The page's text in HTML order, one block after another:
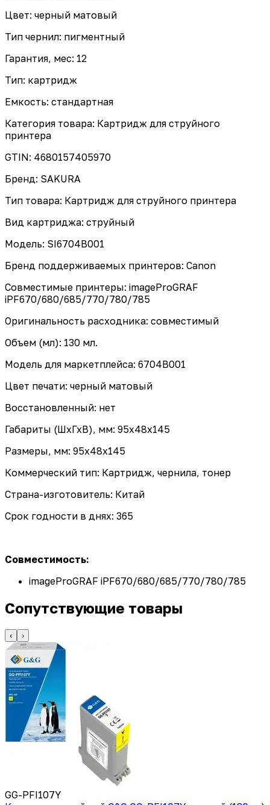
Цвет: черный матовый
Тип чернил: пигментный
Гарантия, мес: 12
Тип: картридж
Емкость: стандартная
Категория товара: Картридж для струйного
принтера
GTIN: 4680157405970
Бренд: SAKURA
Тип товара: Картридж для струйного принтера
Вид картриджа: струйный
Модель: SI6704B001
Бренд поддерживаемых принтеров: Canon
Совместимые принтеры: imageProGRAF
iPF670/680/685/770/780/785
Оригинальность расходника: совместимый
Объем (мл): 130 мл.
Модель для маркетплейса: 6704B001
Цвет печати: черный матовый
Восстановленный: нет
Габариты (ШхГхВ), мм: 95x48x145
Размеры, мм: 95x48x145
Коммерческий тип: Картридж, чернила, тонер
Страна-изготовитель: Китай
Срок годности в днях: 365
Совместимость:
imageProGRAF iPF670/680/685/770/780/785
Сопутствующие товары
‹ ›
GG-PFI107Y